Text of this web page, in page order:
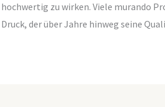
zu wirken. Viele murando
der über Jahre hinweg seine